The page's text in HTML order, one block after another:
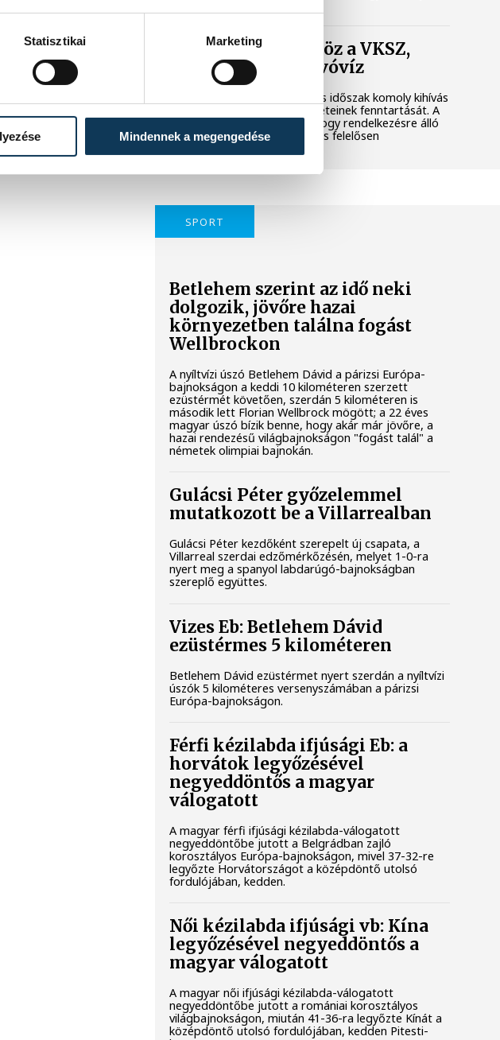
Statisztikai Marketing
Mindennek a megengedése
Folyamatosan öntöz a VKSZ,
mégsem fogy az ivóvíz
A tartós hőség és az aszályos időszak komoly kihívás
elé állítja Veszprém zöldfelületeinek fenntartását. A
városvezetés kiemelt célja, hogy rendelkezésre álló
vízkészletekkel takarékosan és felelősen
gazdálkodjunk.
SPORT
Betlehem szerint az idő neki
dolgozik, jövőre hazai
környezetben találna fogást
Wellbrockon
A nyíltvízi úszó Betlehem Dávid a párizsi Európa-
bajnokságon a keddi 10 kilométeren szerzett
ezüstérmét követően, szerdán 5 kilométeren is
második lett Florian Wellbrock mögött; a 22 éves
magyar úszó bízik benne, hogy akár már jövőre, a
hazai rendezésű világbajnokságon "fogást talál" a
németek olimpiai bajnokán.
Gulácsi Péter győzelemmel
mutatkozott be a Villarrealban
Gulácsi Péter kezdőként szerepelt új csapata, a
Villarreal szerdai edzőmérkőzésén, melyet 1-0-ra
nyert meg a spanyol labdarúgó-bajnokságban
szereplő együttes.
Vizes Eb: Betlehem Dávid
ezüstérmes 5 kilométeren
Betlehem Dávid ezüstérmet nyert szerdán a nyíltvízi
úszók 5 kilométeres versenyszámában a párizsi
Európa-bajnokságon.
Férfi kézilabda ifjúsági Eb: a
horvátok legyőzésével
negyeddöntős a magyar
válogatott
A magyar férfi ifjúsági kézilabda-válogatott
negyeddöntőbe jutott a Belgrádban zajló
korosztályos Európa-bajnokságon, mivel 37-32-re
legyőzte Horvátországot a középdöntő utolsó
fordulójában, kedden.
Női kézilabda ifjúsági vb: Kína
legyőzésével negyeddöntős a
magyar válogatott
A magyar női ifjúsági kézilabda-válogatott
negyeddöntőbe jutott a romániai korosztályos
világbajnokságon, miután 41-36-ra legyőzte Kínát a
középdöntő utolsó fordulójában, kedden Pitesti-